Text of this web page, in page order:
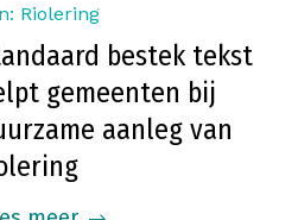
Riolering
bestek tekst
gemeenten bij
aanleg van